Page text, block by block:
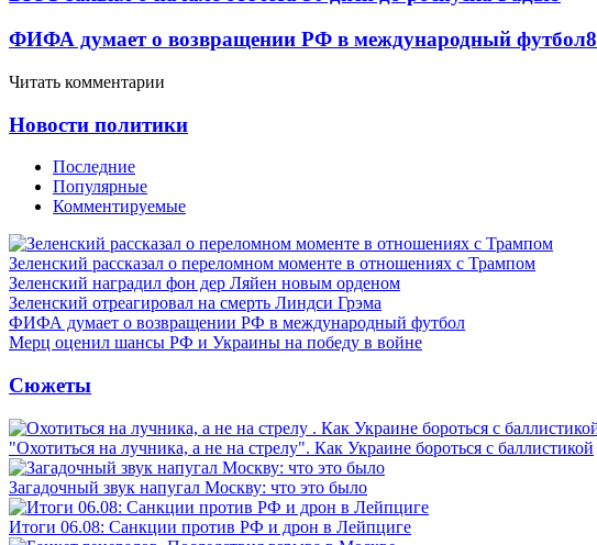
ФИФА думает о возвращении РФ в международный футбол8
Читать комментарии
Новости политики
Последние
Популярные
Комментируемые
Зеленский рассказал о переломном моменте в отношениях с Трампом
Зеленский наградил фон дер Ляйен новым орденом
Зеленский отреагировал на смерть Линдси Грэма
ФИФА думает о возвращении РФ в международный футбол
Мерц оценил шансы РФ и Украины на победу в войне
Сюжеты
"Охотиться на лучника, а не на стрелу". Как Украине бороться с баллистикой
Загадочный звук напугал Москву: что это было
Итоги 06.08: Санкции против РФ и дрон в Лейпциге